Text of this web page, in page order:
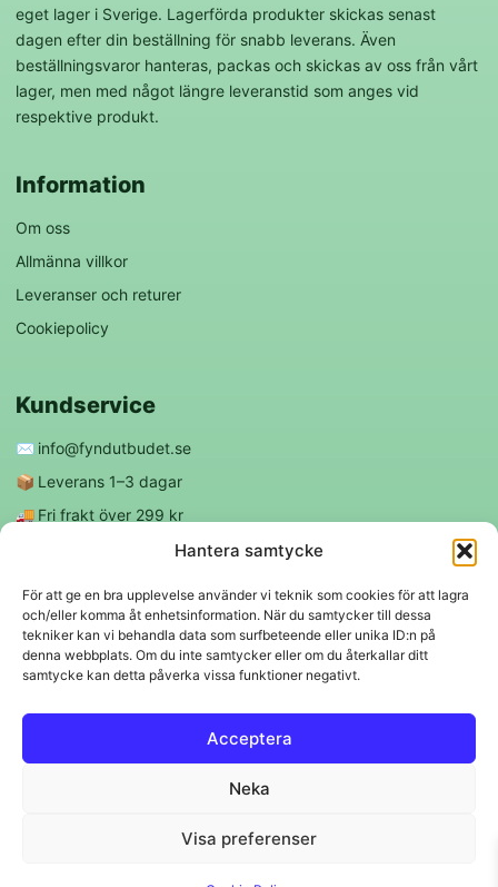
Hantera samtycke
För att ge en bra upplevelse använder vi teknik som cookies för att lagra
och/eller komma åt enhetsinformation. När du samtycker till dessa
tekniker kan vi behandla data som surfbeteende eller unika ID:n på
denna webbplats. Om du inte samtycker eller om du återkallar ditt
samtycke kan detta påverka vissa funktioner negativt.
Acceptera
Neka
Visa preferenser
eget lager i Sverige. Lagerförda produkter skickas senast
dagen efter din beställning för snabb leverans. Även
beställningsvaror hanteras, packas och skickas av oss från vårt
lager, men med något längre leveranstid som anges vid
respektive produkt.
Information
Om oss
Allmänna villkor
Leveranser och returer
Cookiepolicy
Kundservice
✉️ info@fyndutbudet.se
📦 Leverans 1–3 dagar
🚚 Fri frakt över 299 kr
Följ oss
f ◎
Trygga betalningar
Swish